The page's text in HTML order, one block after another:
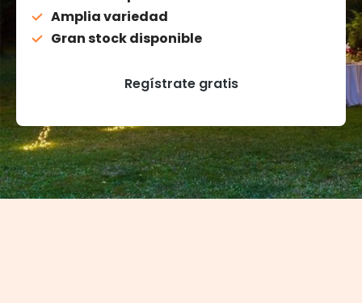
Amplia variedad
Gran stock disponible
Regístrate gratis